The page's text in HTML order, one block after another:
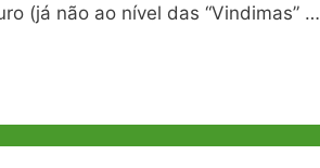
(já não ao nível das “Vindimas” …